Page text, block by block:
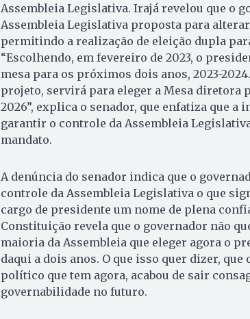
Assembleia Legislativa. Irajá revelou que o
Assembleia Legislativa proposta para
permitindo a realização de eleição dupla
“Escolhendo, em fevereiro de 2023, o
mesa para os próximos dois anos, 2023-
projeto, servirá para eleger a Mesa diretora
2026”, explica o senador, que enfatiza que a
garantir o controle da Assembleia
mandato.
A denúncia do senador indica que o
controle da Assembleia Legislativa o que
cargo de presidente um nome de plena
Constituição revela que o governador não
maioria da Assembleia que eleger agora o
daqui a dois anos. O que isso quer dizer,
político que tem agora, acabou de sair
governabilidade no futuro.